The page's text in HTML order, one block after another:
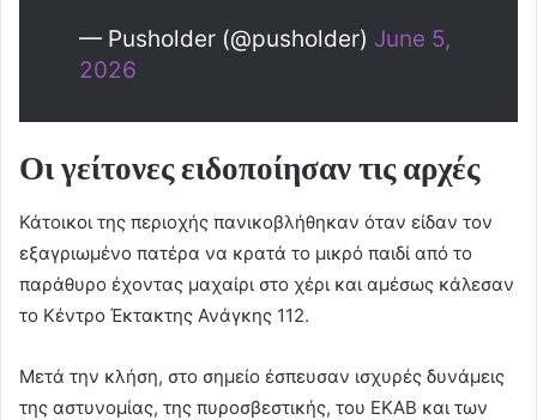
— Pusholder (@pusholder) June 5,
2026
Οι γείτονες ειδοποίησαν τις αρχές
Κάτοικοι της περιοχής πανικοβλήθηκαν όταν είδαν τον
εξαγριωμένο πατέρα να κρατά το μικρό παιδί από το
παράθυρο έχοντας μαχαίρι στο χέρι και αμέσως κάλεσαν
το Κέντρο Έκτακτης Ανάγκης 112.
Μετά την κλήση, στο σημείο έσπευσαν ισχυρές δυνάμεις
της αστυνομίας, της πυροσβεστικής, του ΕΚΑΒ και των